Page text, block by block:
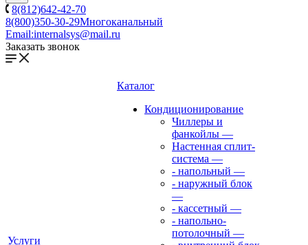
8(812)642-42-70
8(800)350-30-29Многоканальный
Email:internalsys@mail.ru
Заказать звонок
Услуги
Каталог
Кондиционирование
Чиллеры и
фанкойлы —
Настенная сплит-
система —
- напольный —
- наружный блок
—
- кассетный —
- напольно-
потолочный —